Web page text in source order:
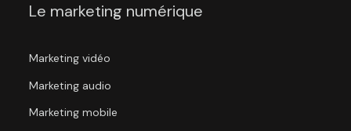
Le marketing numérique
Marketing vidéo
Marketing audio
Marketing mobile